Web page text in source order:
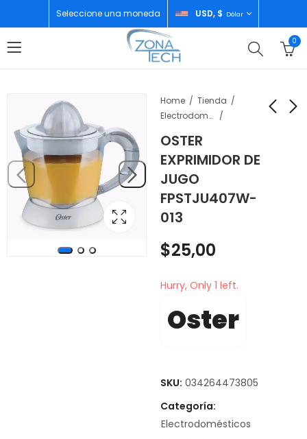
Seleccione una moneda USD, $ Dólar
0
Home
Tienda
Electrodomésticos
OSTER
EXPRIMIDOR DE
JUGO
FPSTJU407W-
013
6GB/128GB GRAY
$
TOSTADOR DE 15
TSSTTV15LTB-013
$25,00
Hurry, Only 1 left.
Oster
SKU: 034264473805
Categoría:
Electrodomésticos